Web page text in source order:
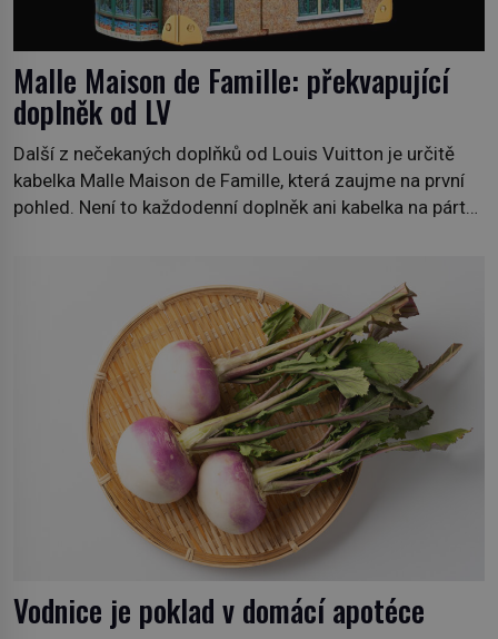
Malle Maison de Famille: překvapující
doplněk od LV
Další z nečekaných doplňků od Louis Vuitton je určitě
kabelka Malle Maison de Famille, která zaujme na první
pohled. Není to každodenní doplněk ani kabelka na párty,
adrese 18 Rue Louis Vuitton, které bylo postaveno v
roce 1869. […]
Vodnice je poklad v domácí apotéce